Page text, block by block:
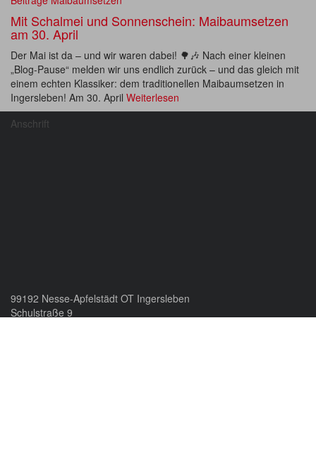
Mit Schalmei und Sonnenschein: Maibaumsetzen
am 30. April
Der Mai ist da – und wir waren dabei! 🌳🎶 Nach einer kleinen
„Blog-Pause“ melden wir uns endlich zurück – und das gleich mit
einem echten Klassiker: dem traditionellen Maibaumsetzen in
Ingersleben! Am 30. April Weiterlesen
Anschrift
99192 Nesse-Apfelstädt OT Ingersleben
Schulstraße 9